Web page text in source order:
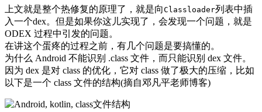
上文就是整个热修复的原理了，就是向Classloader列表中插
入一个dex。但是如果你这儿实现了，会发现一个问题，就是
ODEX 过程中引发的问题。
在讲这个蛋疼的过程之前，有几个问题是要搞懂的。
为什么 Android 不能识别 .class 文件，而只能识别 dex 文件。
因为 dex 是对 class 的优化，它对 class 做了极大的压缩，比如
以下是一个 class 文件的结构(摘自邓凡平老师博客)